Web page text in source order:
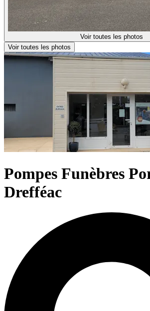
Voir toutes les photos
Voir toutes les photos
Pompes Funèbres
Drefféac